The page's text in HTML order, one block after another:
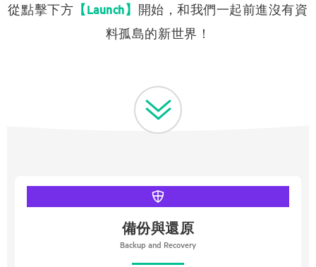
從點擊下方 【Launch】 開始，和我們一起前進沒有資
料孤島的新世界！
備份與還原
Backup and Recovery